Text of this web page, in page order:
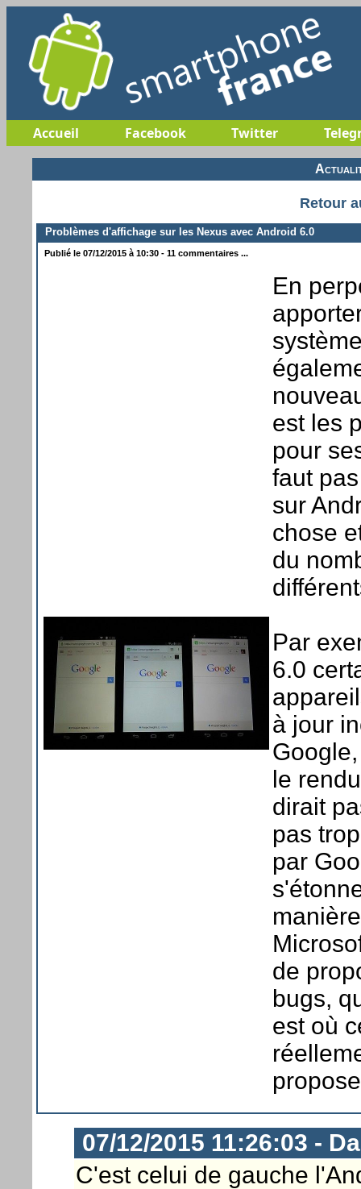
Accueil Facebook Twitter
Retour
Problèmes d'affichage sur les Nexus avec Android 6.0
Publié le 07/12/2015 à 10:30 - 11 commentaires ...
En
est les
pour
faut
sur
chose
du
Par
6.0
à jour
le
dirait
pas
par
de
bugs,
est où
07/12/2015 11:26:03 -
C'est celui de gauche